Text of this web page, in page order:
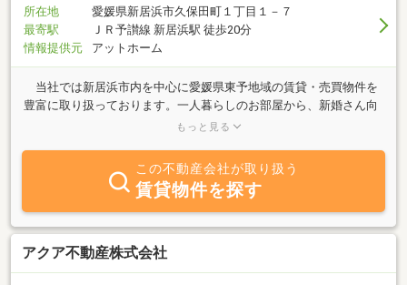
所在地
愛媛県新居浜市久保田町１丁目１－７
最寄駅
ＪＲ予讃線 新居浜駅 徒歩20分
情報提供元
アットホーム
当社では新居浜市内を中心に愛媛県東予地域の賃貸・売買物件を
豊富に取り扱っております。一人暮らしのお部屋から、新婚さん向
け、ファミリータイプまで・・・きっとお客様の理想の住まいが見
い。皆様のご来店を心よりお待ちしております。【主な取扱物件】
●アパート・マンション・戸建借家他・事務所・店舗・駐車場●売土
地・中古住宅・建売新築・事業用定借物件他
もっと見る
この不動産会社が取り扱う
賃貸物件を探す
アクア不動産株式会社